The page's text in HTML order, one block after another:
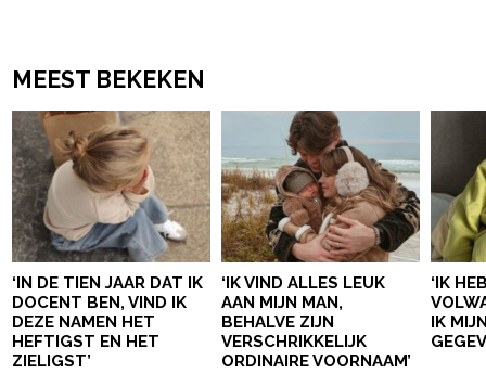
MEEST BEKEKEN
‘IN DE TIEN JAAR DAT IK
DOCENT BEN, VIND IK
DEZE NAMEN HET
HEFTIGST EN HET
ZIELIGST’
‘IK VIND ALLES LEUK
AAN MIJN MAN,
BEHALVE ZIJN
VERSCHRIKKELIJK
ORDINAIRE VOORNAAM’
‘IK
IK